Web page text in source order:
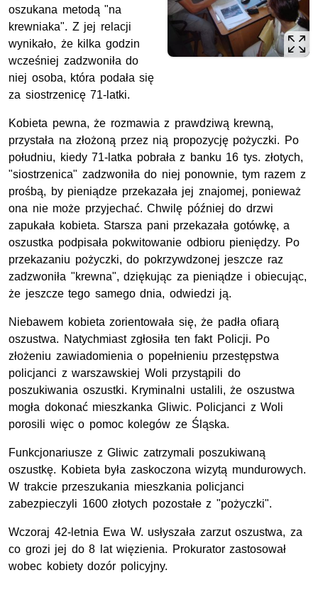
oszukana metodą "na
krewniaka". Z jej relacji
wynikało, że kilka godzin
wcześniej zadzwoniła do
niej osoba, która podała się
za siostrzenicę 71-latki.
Kobieta pewna, że rozmawia z prawdziwą krewną,
przystała na złożoną przez nią propozycję pożyczki. Po
południu, kiedy 71-latka pobrała z banku 16 tys. złotych,
"siostrzenica" zadzwoniła do niej ponownie, tym razem z
prośbą, by pieniądze przekazała jej znajomej, ponieważ
ona nie może przyjechać. Chwilę później do drzwi
zapukała kobieta. Starsza pani przekazała gotówkę, a
oszustka podpisała pokwitowanie odbioru pieniędzy. Po
przekazaniu pożyczki, do pokrzywdzonej jeszcze raz
zadzwoniła "krewna", dziękując za pieniądze i obiecując,
że jeszcze tego samego dnia, odwiedzi ją.
Niebawem kobieta zorientowała się, że padła ofiarą
oszustwa. Natychmiast zgłosiła ten fakt Policji. Po
złożeniu zawiadomienia o popełnieniu przestępstwa
policjanci z warszawskiej Woli przystąpili do
poszukiwania oszustki. Kryminalni ustalili, że oszustwa
mogła dokonać mieszkanka Gliwic. Policjanci z Woli
porosili więc o pomoc kolegów ze Śląska.
Funkcjonariusze z Gliwic zatrzymali poszukiwaną
oszustkę. Kobieta była zaskoczona wizytą mundurowych.
W trakcie przeszukania mieszkania policjanci
zabezpieczyli 1600 złotych pozostałe z "pożyczki".
Wczoraj 42-letnia Ewa W. usłyszała zarzut oszustwa, za
co grozi jej do 8 lat więzienia. Prokurator zastosował
wobec kobiety dozór policyjny.